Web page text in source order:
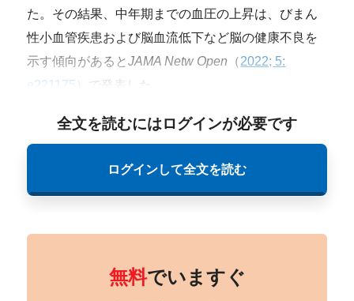
た。その結果、中年期までの血圧の上昇は、びまん
性小血管疾患および脳血流低下など脳の健康不良を
示す傾向があるとJAMA Netw Open （2022; 5:
e221175
）で発表した。
全文を読むにはログインが必要です
ログインして全文を読む
無料でいますぐ